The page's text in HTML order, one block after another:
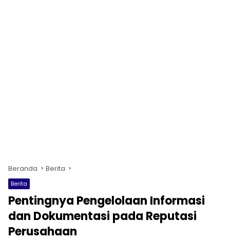
Beranda Berita
Berita
Pentingnya Pengelolaan Informasi
dan Dokumentasi pada Reputasi
Perusahaan